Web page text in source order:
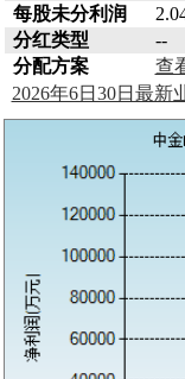
每股未分利润
分红类型
--
分配方案
查
2026年6日30日最新